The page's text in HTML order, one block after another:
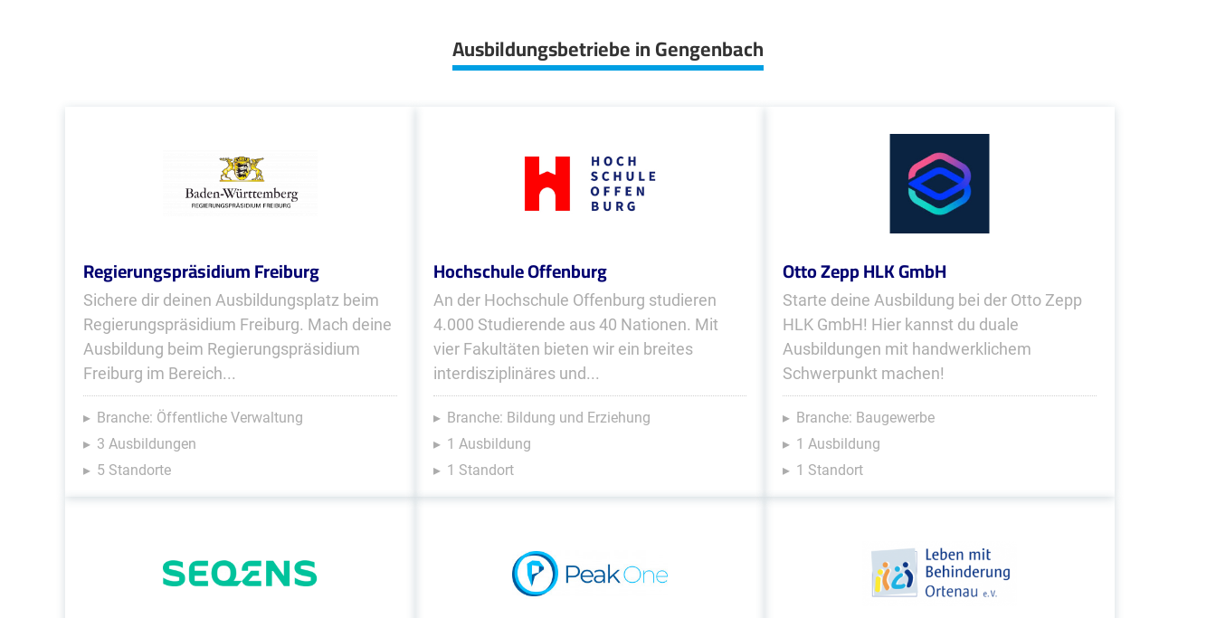
Ausbildungsbetriebe in Gengenbach
Regierungspräsidium Freiburg
Sichere dir deinen Ausbildungsplatz beim
Regierungspräsidium Freiburg. Mach deine
Ausbildung beim Regierungspräsidium
Freiburg im Bereich...
Branche: Öffentliche Verwaltung
3 Ausbildungen
5 Standorte
Hochschule Offenburg
An der Hochschule Offenburg studieren
4.000 Studierende aus 40 Nationen. Mit
vier Fakultäten bieten wir ein breites
interdisziplinäres und...
Branche: Bildung und Erziehung
1 Ausbildung
1 Standort
Otto Zepp HLK GmbH
Starte deine Ausbildung bei der Otto Zepp
HLK GmbH! Hier kannst du duale
Ausbildungen mit handwerklichem
Schwerpunkt machen!
Branche: Baugewerbe
1 Ausbildung
1 Standort